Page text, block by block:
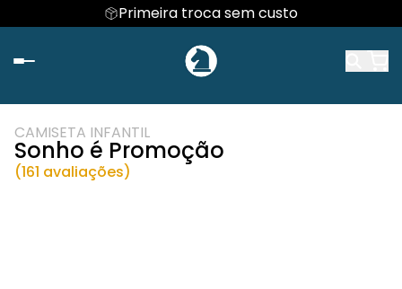
Primeira troca sem custo
CAMISETA INFANTIL
Sonho é Promoção
(161 avaliações)